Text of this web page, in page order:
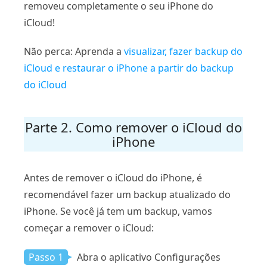
removeu completamente o seu iPhone do
iCloud!
Não perca: Aprenda a visualizar, fazer backup do
iCloud e restaurar o iPhone a partir do backup
do iCloud
Parte 2. Como remover o iCloud do
iPhone
Antes de remover o iCloud do iPhone, é
recomendável fazer um backup atualizado do
iPhone. Se você já tem um backup, vamos
começar a remover o iCloud:
Passo 1 Abra o aplicativo Configurações